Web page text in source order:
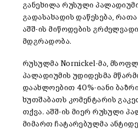
განეხილა რუსული
გადასახადის დაწესება,
აშშ-ის მიწოდების
მდგრადობა.
რუსულმა Nornickel-მა,
პალადიუმის უდიდესმა
დაახლოებით 40%-იანი
ხუთშაბათს კომენტარის
თქვა. აშშ-ის მიერ რუსული
მიმართ ჩატარებულმა